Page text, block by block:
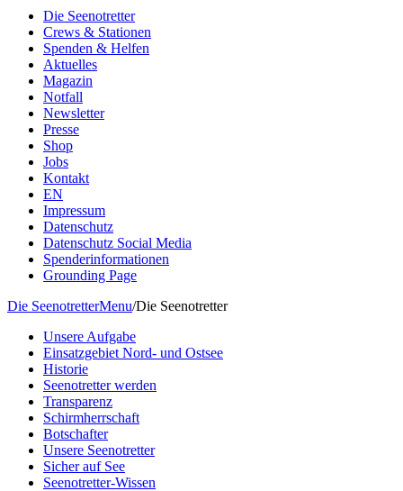
Die Seenotretter
Crews & Stationen
Spenden & Helfen
Aktuelles
Magazin
Notfall
Newsletter
Presse
Shop
Jobs
Kontakt
EN
Impressum
Datenschutz
Datenschutz Social Media
Spenderinformationen
Grounding Page
Die SeenotretterMenu/Die Seenotretter
Unsere Aufgabe
Einsatzgebiet Nord- und Ostsee
Historie
Seenotretter werden
Transparenz
Schirmherrschaft
Botschafter
Unsere Seenotretter
Sicher auf See
Seenotretter-Wissen